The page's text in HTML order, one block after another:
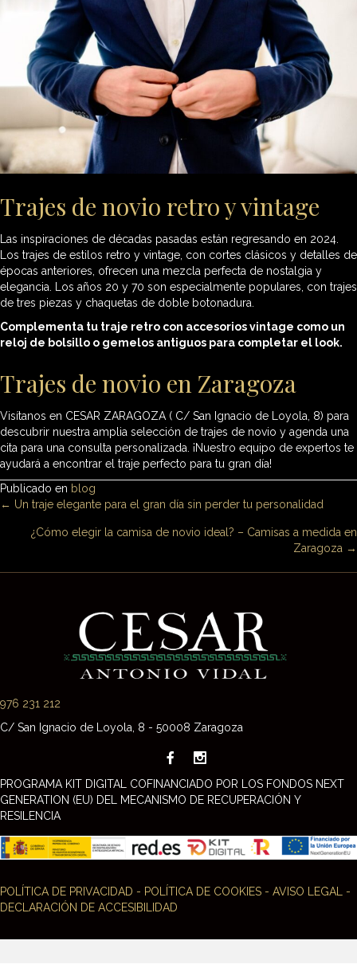
Trajes de novio retro y vintage
Las inspiraciones de décadas pasadas están regresando en 2024.
Los trajes de estilos retro y vintage, con cortes clásicos y detalles de
épocas anteriores, ofrecen una mezcla perfecta de nostalgia y
elegancia. Los años 20 y 70 son especialmente populares, con trajes
de tres piezas y chaquetas de doble botonadura.
Complementa tu traje retro con accesorios vintage como un
reloj de bolsillo o gemelos antiguos para completar el look.
Trajes de novio en Zaragoza
Visítanos en CESAR ZARAGOZA ( C/ San Ignacio de Loyola, 8) para
descubrir nuestra amplia selección de trajes de novio y agenda una
cita para una consulta personalizada. ¡Nuestro equipo de expertos te
ayudará a encontrar el traje perfecto para tu gran día!
Publicado en blog
Posts
navigation
← Un traje elegante para el gran día sin perder tu personalidad
¿Cómo elegir la camisa de novio ideal? – Camisas a medida en
Zaragoza →
976 231 212
C/ San Ignacio de Loyola, 8 - 50008 Zaragoza
PROGRAMA KIT DIGITAL COFINANCIADO POR LOS FONDOS NEXT
GENERATION (EU) DEL MECANISMO DE RECUPERACIÓN Y
RESILENCIA
POLÍTICA DE PRIVACIDAD - POLÍTICA DE COOKIES - AVISO LEGAL
-
DECLARACIÓN DE ACCESIBILIDAD